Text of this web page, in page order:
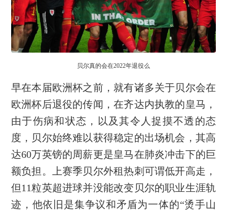
贝尔真的会在2022年退役么
早在本届欧洲杯之前，就有诸多关于贝尔会在
欧洲杯后退役的传闻，在齐达内执教的皇马，
由于伤病和状态，以及其令人捉摸不透的态
度，贝尔始终难以获得稳定的出场机会，其高
达60万英镑的周薪更是皇马在肺炎冲击下的巨
额负担。上赛季贝尔外租热刺可谓低开高走，
但11粒英超进球并没能改变贝尔的职业生涯轨
迹，他依旧是集争议和矛盾为一体的“烫手山